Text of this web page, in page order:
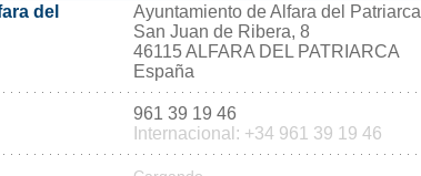
del
Ayuntamiento de Alfara del Patriarca
San Juan de Ribera, 8
46115 ALFARA DEL PATRIARCA
España
961 39 19 46
Internacional: +34 961 39 19 46